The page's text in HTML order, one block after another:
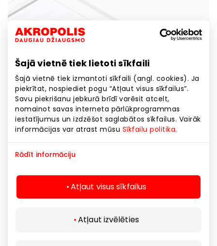
Šajā vietnē tiek lietoti sīkfaili
Šajā vietnē tiek izmantoti sīkfaili (angl. cookies). Ja
piekrītat, nospiediet pogu “Atļaut visus sīkfailus”.
Savu piekrišanu jebkurā brīdī varēsit atcelt,
nomainot savas interneta pārlūkprogrammas
iestatījumus un izdzēšot saglabātos sīkfailus. Vairāk
informācijas var atrast mūsu Sīkfailu politika.
Rādīt informāciju
Atļaut visus sīkfailus
Atļaut izvēlēties